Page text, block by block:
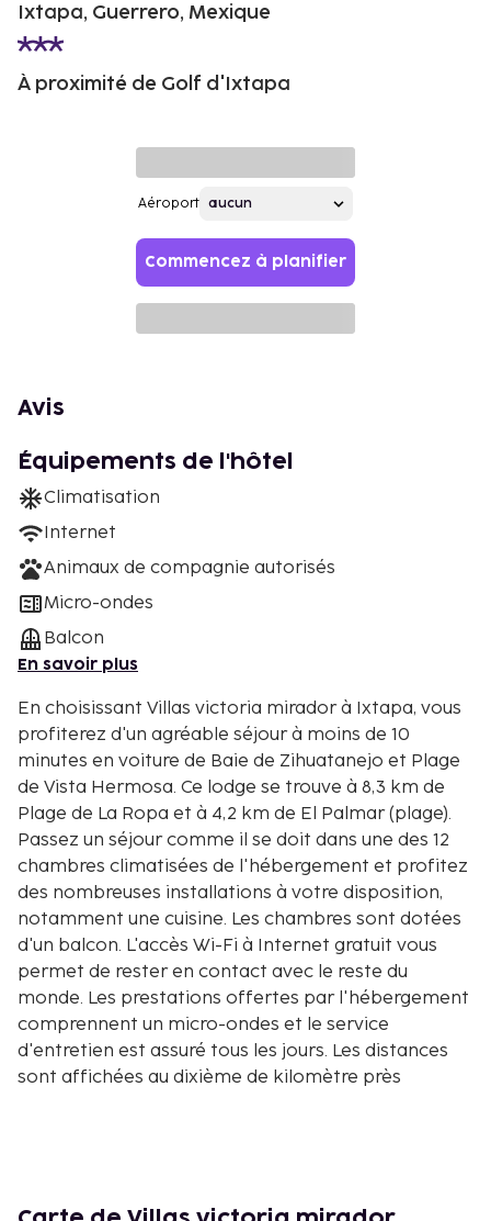
Ixtapa, Guerrero, Mexique
À proximité de Golf d'Ixtapa
Aéroport
Commencez à planifier
Avis
Équipements de l'hôtel
Climatisation
Internet
Animaux de compagnie autorisés
Micro-ondes
Balcon
En savoir plus
En choisissant Villas victoria mirador à Ixtapa, vous
profiterez d'un agréable séjour à moins de 10
minutes en voiture de Baie de Zihuatanejo et Plage
de Vista Hermosa. Ce lodge se trouve à 8,3 km de
Plage de La Ropa et à 4,2 km de El Palmar (plage).
Passez un séjour comme il se doit dans une des 12
chambres climatisées de l'hébergement et profitez
des nombreuses installations à votre disposition,
notamment une cuisine. Les chambres sont dotées
d'un balcon. L'accès Wi-Fi à Internet gratuit vous
permet de rester en contact avec le reste du
monde. Les prestations offertes par l'hébergement
comprennent un micro-ondes et le service
d'entretien est assuré tous les jours. Les distances
sont affichées au dixième de kilomètre près